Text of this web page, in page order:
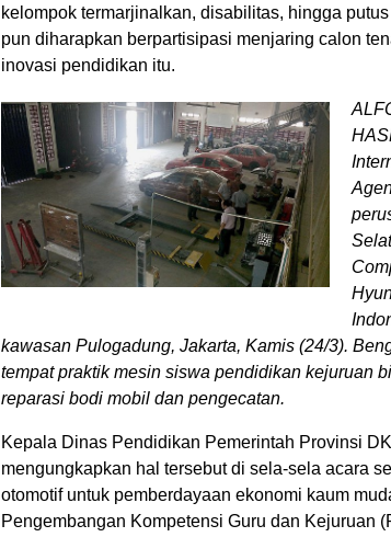
kelompok termarjinalkan, disabilitas, hingga
pun diharapkan berpartisipasi menjaring calon
inovasi pendidikan itu.
kawasan Pulogadung, Jakarta, Kamis (24/3).
tempat praktik mesin siswa pendidikan kejuruan
reparasi bodi mobil dan pengecatan.
Kepala Dinas Pendidikan Pemerintah Provinsi
mengungkapkan hal tersebut di sela-sela acara
otomotif untuk pemberdayaan ekonomi kaum
Pengembangan Kompetensi Guru dan Kejuruan